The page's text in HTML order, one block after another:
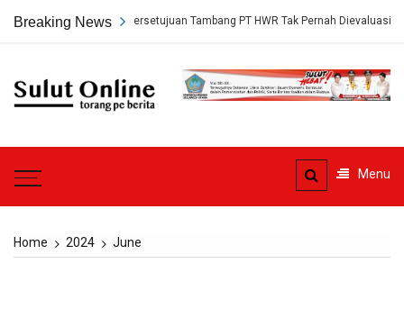
Breaking News
Tambang PT HWR Tak Pernah Dievaluasi Dinas ESDM
Sulut
Menu
Home 2024 June